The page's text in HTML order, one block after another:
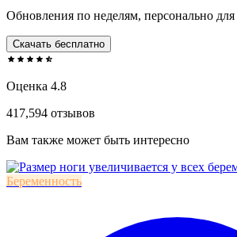
Обновления по неделям, персонально для
Скачать бесплатно
Оценка 4.8
417,594 отзывов
Вам также может быть интересно
Беременность